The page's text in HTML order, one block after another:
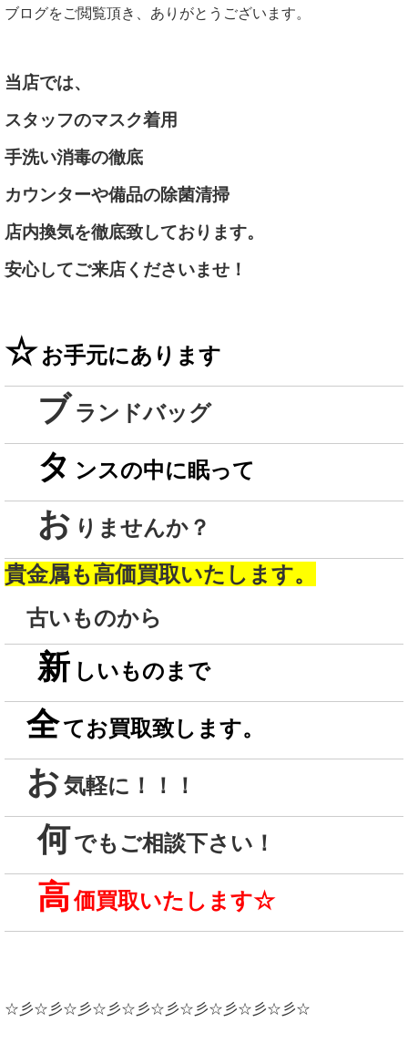
ブログをご閲覧頂き、ありがとうございます。
当店では、
スタッフのマスク着用
手洗い消毒の徹底
カウンターや備品の除菌清掃
店内換気を徹底致しております。
安心してご来店くださいませ！
☆お手元にあります
ブ ランドバッグ
タ ンスの中に眠って
お りませんか？
貴金属も高価買取いたします。
古いものから
新 しいものまで
全てお買取致します。
お気軽に！！！
何でもご相談下さい！
高価買取いたします☆
☆彡☆彡☆彡☆彡☆彡☆彡☆彡☆彡☆彡☆彡☆